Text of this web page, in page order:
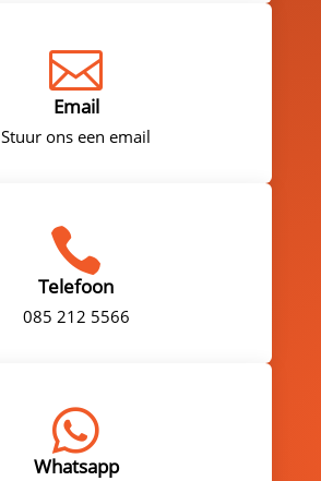

Email
Stuur ons een email

Telefoon
085 212 5566

Whatsapp